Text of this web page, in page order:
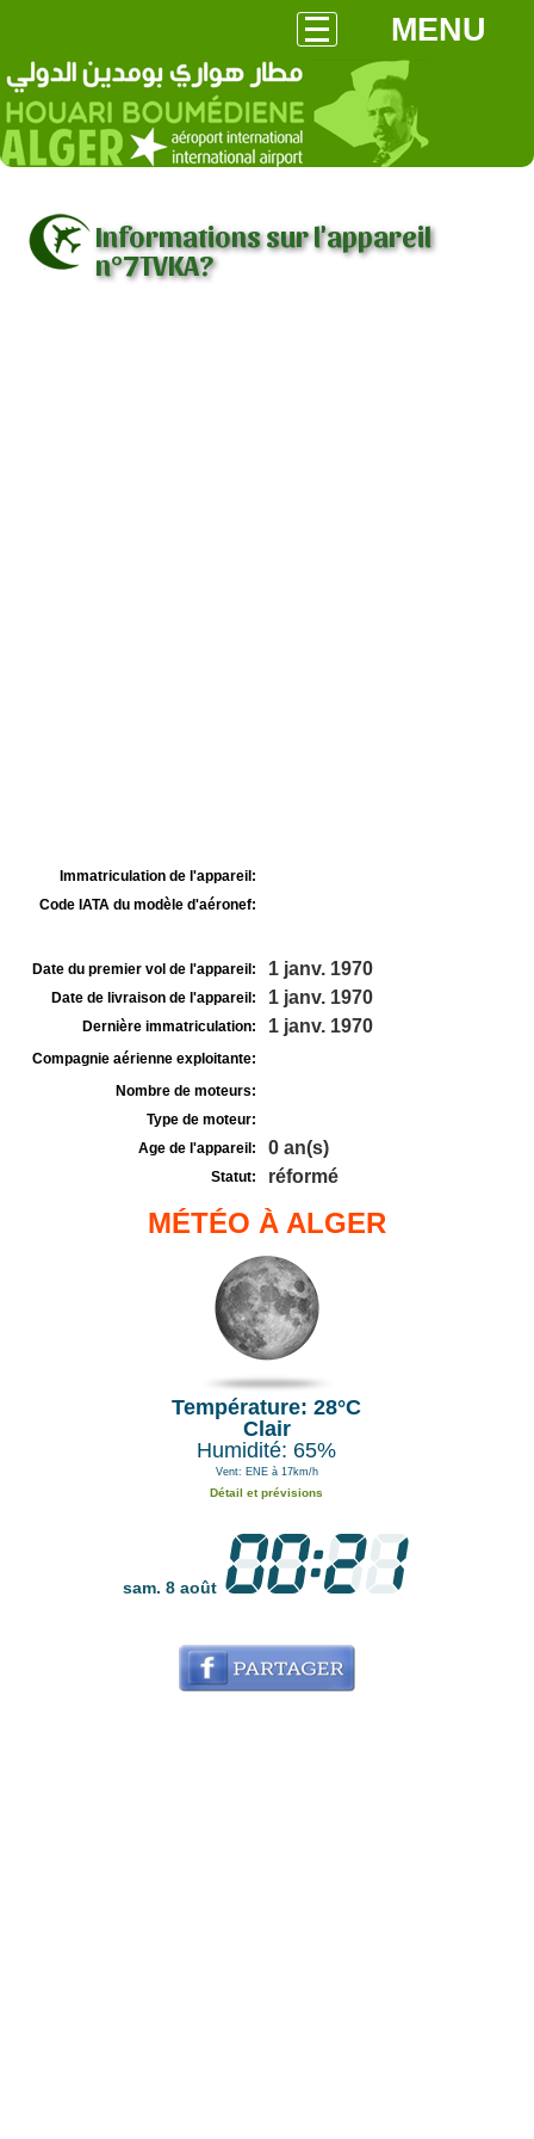
MENU
Informations sur l'appareil
n°7TVKA?
Immatriculation de l'appareil:
Code IATA du modèle d'aéronef:
Date du premier vol de l'appareil: 1 janv. 1970
Date de livraison de l'appareil: 1 janv. 1970
Dernière immatriculation: 1 janv. 1970
Compagnie aérienne exploitante:
Nombre de moteurs:
Type de moteur:
Age de l'appareil:
0 an(s)
Statut: réformé
MÉTÉO À ALGER
Température: 28°C
Clair
Humidité: 65%
Vent: ENE à 17km/h
Détail et prévisions
sam. 8 août